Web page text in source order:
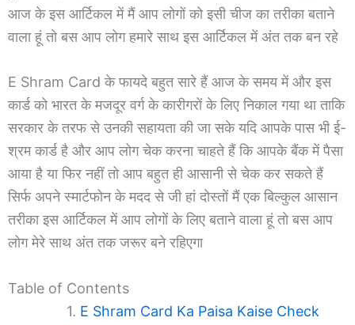
आज के इस आर्टिकल में मैं आप लोगों को इसी चीज का तरीका बताने
वाला हूं तो बस आप लोग हमारे साथ इस आर्टिकल में अंत तक बन रहे
E Shram Card के फायदे बहुत सारे हैं आज के समय में और इस
कार्ड को भारत के मजदूर वर्ग के कारीगरों के लिए निकाल गया था ताकि
सरकार के तरफ से उनकी सहायता की जा सके यदि आपके पास भी ई-
श्रम कार्ड है और आप लोग चेक करना चाहते हैं कि आपके बैंक में पैसा
आया है या फिर नहीं तो आप बहुत ही आसानी से चेक कर सकते हैं
सिर्फ अपने स्मार्टफोन के मदद से जी हां दोस्तों मैं एक बिल्कुल आसान
तरीका इस आर्टिकल में आप लोगों के लिए बताने वाला हूं तो बस आप
लोग मेरे साथ अंत तक जरूर बने रहिएगा
Table of Contents
E Shram Card Ka Paisa Kaise Check